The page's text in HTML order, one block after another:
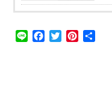
Line Facebook
TwitterPinterest